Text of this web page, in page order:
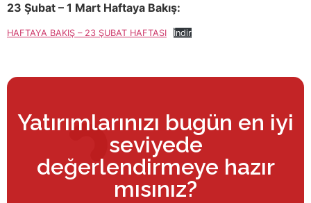
23 Şubat – 1 Mart Haftaya Bakış:
HAFTAYA BAKIŞ – 23 ŞUBAT HAFTASI İndir
Yatırımlarınızı bugün en iyi
seviyede
değerlendirmeye hazır
mısınız?